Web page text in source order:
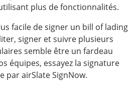
plus de fonctionnalités.
facile de signer un bill of lading
signer et suivre plusieurs
semble être un fardeau
équipes, essayez la signature
par airSlate SignNow.